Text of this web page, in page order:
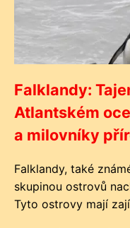
Falklandy:
Atlantském
a milovníky
Falklandy, také
skupinou ostrovů
Tyto ostrovy mají